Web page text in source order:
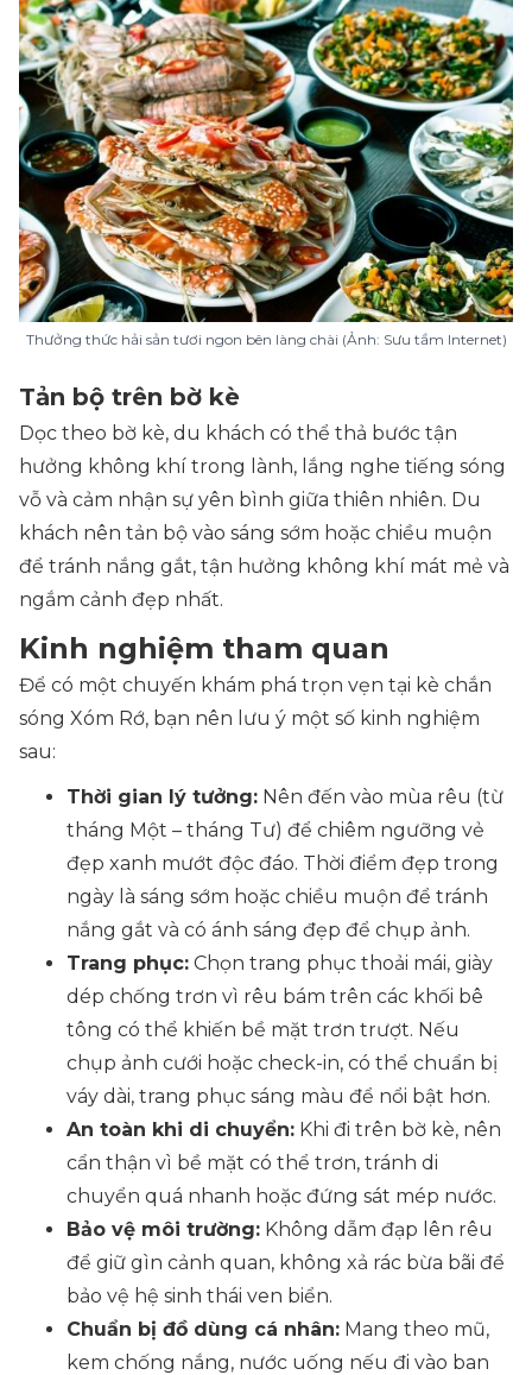
Thưởng thức hải sản tươi ngon bên làng chài (Ảnh: Sưu tầm Internet)
Tản bộ trên bờ kè
Dọc theo bờ kè, du khách có thể thả bước tận
hưởng không khí trong lành, lắng nghe tiếng sóng
vỗ và cảm nhận sự yên bình giữa thiên nhiên. Du
khách nên tản bộ vào sáng sớm hoặc chiều muộn
để tránh nắng gắt, tận hưởng không khí mát mẻ và
ngắm cảnh đẹp nhất.
Kinh nghiệm tham quan
Để có một chuyến khám phá trọn vẹn tại kè chắn
sóng Xóm Rớ, bạn nên lưu ý một số kinh nghiệm
sau:
Thời gian lý tưởng: Nên đến vào mùa rêu (từ
tháng Một – tháng Tư) để chiêm ngưỡng vẻ
đẹp xanh mướt độc đáo. Thời điểm đẹp trong
ngày là sáng sớm hoặc chiều muộn để tránh
nắng gắt và có ánh sáng đẹp để chụp ảnh.
Trang phục: Chọn trang phục thoải mái, giày
dép chống trơn vì rêu bám trên các khối bê
tông có thể khiến bề mặt trơn trượt. Nếu
chụp ảnh cưới hoặc check-in, có thể chuẩn bị
váy dài, trang phục sáng màu để nổi bật hơn.
An toàn khi di chuyển: Khi đi trên bờ kè, nên
cẩn thận vì bề mặt có thể trơn, tránh di
chuyển quá nhanh hoặc đứng sát mép nước.
Bảo vệ môi trường: Không dẫm đạp lên rêu
để giữ gìn cảnh quan, không xả rác bừa bãi để
bảo vệ hệ sinh thái ven biển.
Chuẩn bị đồ dùng cá nhân: Mang theo mũ,
kem chống nắng, nước uống nếu đi vào ban